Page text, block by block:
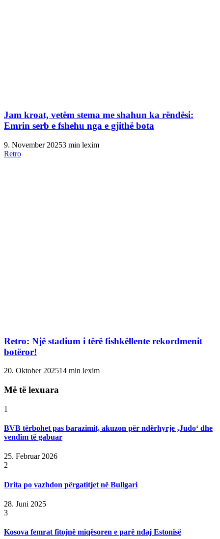
Jam kroat, vetëm stema me shahun ka rëndësi:
Emrin serb e fshehu nga e gjithë bota
9. November 20253 min lexim
Retro
Retro: Një stadium i tërë fishkëllente rekordmenit
botëror!
20. Oktober 202514 min lexim
Më të lexuara
1
BVB tërbohet pas barazimit, akuzon për ndërhyrje ‚Judo‘ dhe
vendim të gabuar
25. Februar 2026
2
Drita po vazhdon përgatitjet në Bullgari
28. Juni 2025
3
Kosova femrat fitojnë miqësoren e parë ndaj Estonisë